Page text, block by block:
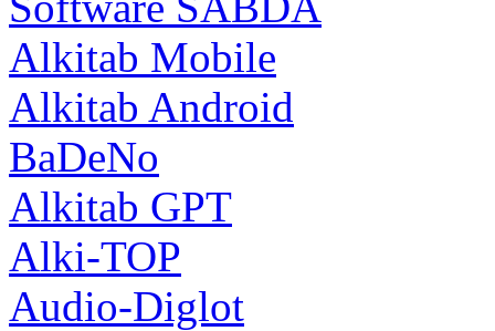
Alkitab Mobile
Alkitab Android
BaDeNo
Alkitab GPT
Alki-TOP
Audio-Diglot